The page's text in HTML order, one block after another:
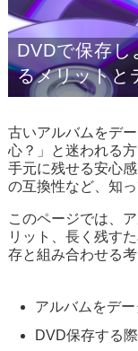
DVDで保存し
るメリットと
古いアルバムをデ
心？」と迷われる
手元に残せる安心
の互換性など、知
このページでは、
リット、長く残す
存と組み合わせる
アルバムをデ
DVD保存する